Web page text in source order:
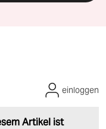
Artikel ist
einloggen